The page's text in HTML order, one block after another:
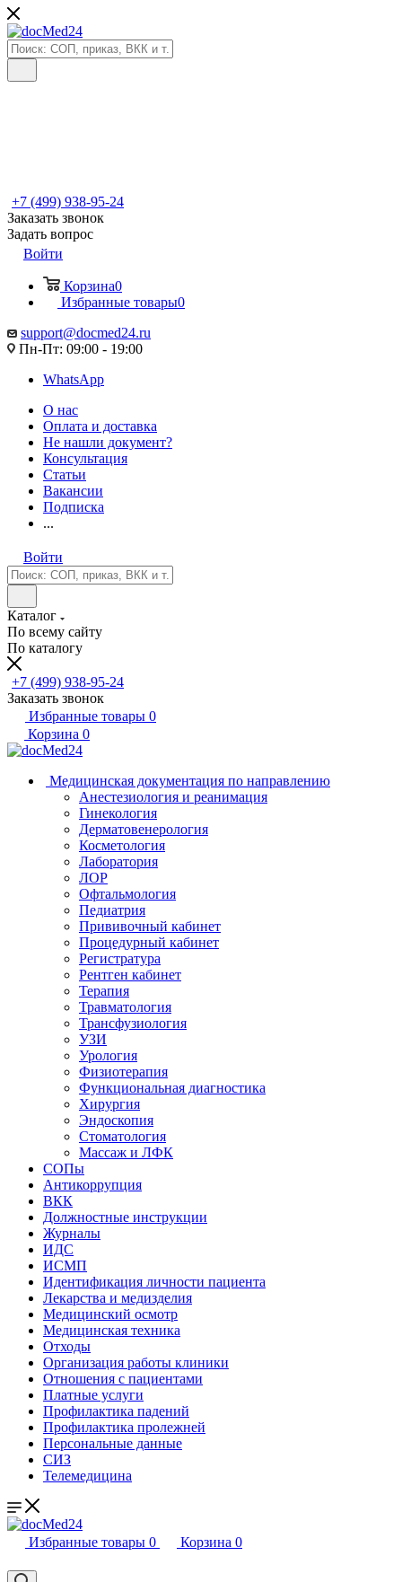
+7 (499) 938-95-24
Заказать звонок
Задать вопрос
Войти
Корзина0
Избранные товары0
support@docmed24.ru
Пн-Пт: 09:00 - 19:00
WhatsApp
О нас
Оплата и доставка
Не нашли документ?
Консультация
Статьи
Вакансии
Подписка
...
Войти
Каталог
По всему сайту
По каталогу
+7 (499) 938-95-24
Заказать звонок
Избранные товары 0
Корзина 0
Медицинская документация по направлению
Анестезиология и реанимация
Гинекология
Дерматовенерология
Косметология
Лаборатория
ЛОР
Офтальмология
Педиатрия
Прививочный кабинет
Процедурный кабинет
Регистратура
Рентген кабинет
Терапия
Травматология
Трансфузиология
УЗИ
Урология
Физиотерапия
Функциональная диагностика
Хирургия
Эндоскопия
Стоматология
Массаж и ЛФК
СОПы
Антикоррупция
ВКК
Должностные инструкции
Журналы
ИДС
ИСМП
Идентификация личности пациента
Лекарства и медизделия
Медицинский осмотр
Медицинская техника
Отходы
Организация работы клиники
Отношения с пациентами
Платные услуги
Профилактика падений
Профилактика пролежней
Персональные данные
СИЗ
Телемедицина
Избранные товары 0 Корзина 0